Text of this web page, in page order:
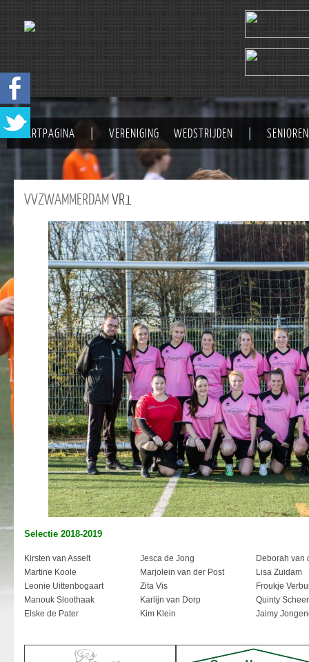
STARTPAGINA VERENIGING WEDSTRIJDEN SENIOREN
VVZWAMMERDAMVR1
Selectie 2018-2019
Kirsten van Asselt Jesca de Jong
Deborah van
Martine Koole
Marjolein van der Post
Lisa Zuidam
Leonie Uittenbogaart
Zita Vis
Froukje
Manouk Sloothaak
Karlijn van Dorp
Quinty Scheer
Elske de Pater
Kim Klein Jaimy